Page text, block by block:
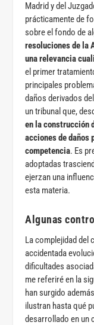
Madrid y del
prácticamente de
sobre el fondo de
resoluciones de la
una relevancia
el primer
principales
daños derivados
un tribunal que,
en la construcción
acciones de daños
competencia. Es
adoptadas
ejerzan una
esta materia.
Algunas
La complejidad del
accidentada
dificultades
me referiré en la
han surgido
ilustran hasta qué
desarrollado en un